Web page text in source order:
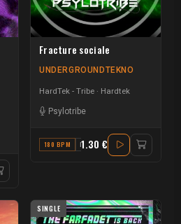
Fracture sociale
UNDERGROUNDTEKNO
HardTek - Tribe Hardtek
Psylotribe
180 BPM F# MINOR
1.30 €
SINGLE